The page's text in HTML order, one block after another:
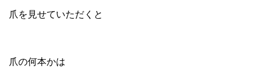
爪を見せていただくと
爪の何本かは